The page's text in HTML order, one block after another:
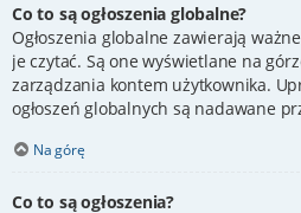
Co to są ogłoszenia globalne?
Ogłoszenia globalne zawierają
je czytać. Są one wyświetlane na
zarządzania kontem użytkownika.
ogłoszeń globalnych są nadawane
Na górę
Co to są ogłoszenia?